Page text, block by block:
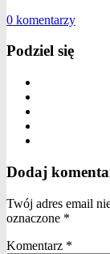
0 komentarzy
Podziel się
Dodaj
Twój adres email
oznaczone *
Komentarz *